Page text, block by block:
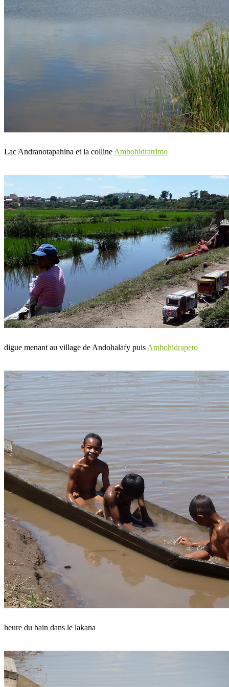
Lac Andranotapahina et la colline Ambohidratrimo
digue menant au village de Andohalafy puis Ambohidrapeto
heure du bain dans le lakana